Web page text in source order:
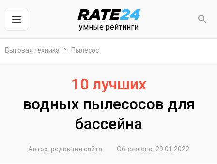
умные рейтинги
Бытовая техника Пылесос
10 лучших
водных пылесосов для
бассейна
Автор: редакция сайта Обновлено: 29.01.2022